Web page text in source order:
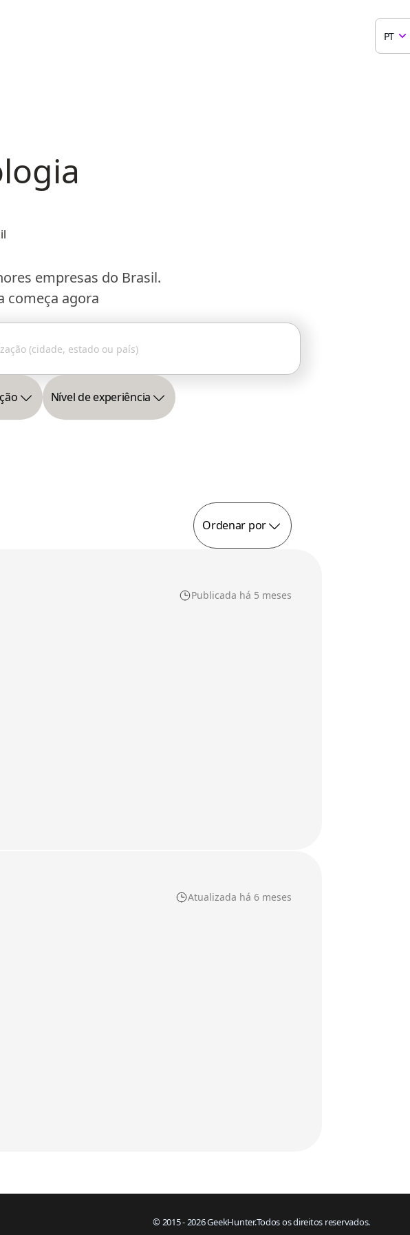
PT
empresas do Brasil.
começa agora
Nível de experiência
Ordenar por
Publicada há 5 meses
Atualizada há 6 meses
© 2015 - 2026 GeekHunter.Todos os direitos reservados.